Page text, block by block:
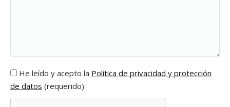
He leído y acepto la Política de privacidad y protección
de datos (requerido)